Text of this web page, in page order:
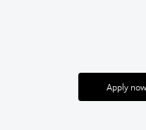
Apply now